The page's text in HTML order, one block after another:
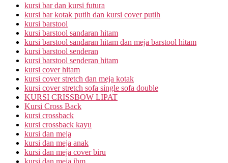
kursi bar dan kursi futura
kursi bar kotak putih dan kursi cover putih
kursi barstool
kursi barstool sandaran hitam
kursi barstool sandaran hitam dan meja barstool hitam
kursi barstool senderan
kursi barstool senderan hitam
kursi cover hitam
kursi cover stretch dan meja kotak
kursi cover stretch sofa single sofa double
KURSI CRISSBOW LIPAT
Kursi Cross Back
kursi crossback
kursi crossback kayu
kursi dan meja
kursi dan meja anak
kursi dan meja cover biru
kursi dan meja ibm